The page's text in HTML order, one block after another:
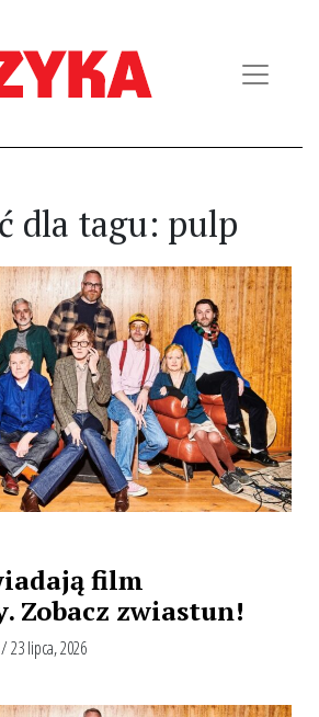
dla tagu: pulp
film
Zobacz zwiastun!
/ 23 lipca, 2026